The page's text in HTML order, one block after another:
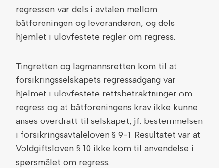
regressen var dels i avtalen mellom
båtforeningen og leverandøren, og dels
hjemlet i ulovfestete regler om regress.
Tingretten og lagmannsretten kom til at
forsikringsselskapets regressadgang var
hjelmet i ulovfestete rettsbetraktninger om
regress og at båtforeningens krav ikke kunne
anses overdratt til selskapet, jf. bestemmelsen
i forsikringsavtaleloven § 9-1. Resultatet var at
Voldgiftsloven § 10 ikke kom til anvendelse i
spørsmålet om regress.